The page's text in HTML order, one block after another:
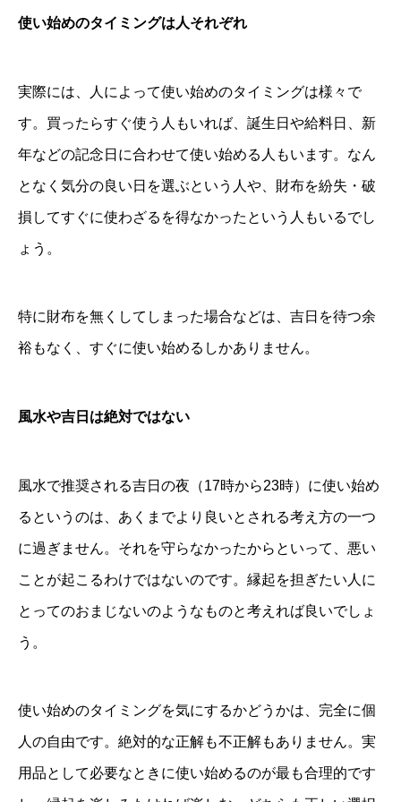
使い始めのタイミングは人それぞれ
実際には、人によって使い始めのタイミングは様々で
す。買ったらすぐ使う人もいれば、誕生日や給料日、新
年などの記念日に合わせて使い始める人もいます。なん
となく気分の良い日を選ぶという人や、財布を紛失・破
損してすぐに使わざるを得なかったという人もいるでし
ょう。
特に財布を無くしてしまった場合などは、吉日を待つ余
裕もなく、すぐに使い始めるしかありません。
風水や吉日は絶対ではない
風水で推奨される吉日の夜（17時から23時）に使い始め
るというのは、あくまでより良いとされる考え方の一つ
に過ぎません。それを守らなかったからといって、悪い
ことが起こるわけではないのです。縁起を担ぎたい人に
とってのおまじないのようなものと考えれば良いでしょ
う。
使い始めのタイミングを気にするかどうかは、完全に個
人の自由です。絶対的な正解も不正解もありません。実
用品として必要なときに使い始めるのが最も合理的です